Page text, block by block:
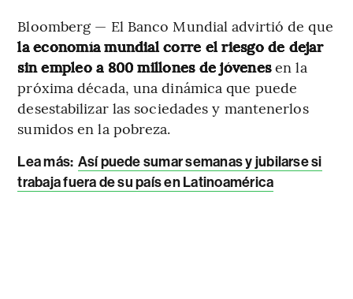
Bloomberg — El Banco Mundial advirtió de que
la economía mundial corre el riesgo de dejar
sin empleo a 800 millones de jóvenesen la
próxima década, una dinámica que puede
desestabilizar las sociedades y mantenerlos
sumidos en la pobreza.
Lea más: Así puede sumar semanas y jubilarse si
trabaja fuera de su país en Latinoamérica